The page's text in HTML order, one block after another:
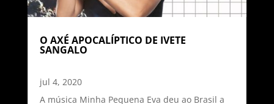
O AXÉ APOCALÍPTICO DE IVETE
SANGALO
jul 4, 2020
A música Minha Pequena Eva deu ao Brasil a